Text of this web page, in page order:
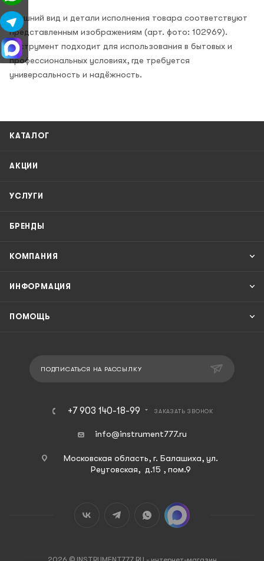
Внешний вид и детали исполнения товара соответствуют
представленным изображениям (арт. фото: 102969).
Инструмент подходит для использования в бытовых и
профессиональных условиях, где требуется
универсальность и надёжность.
КАТАЛОГ
АКЦИИ
УСЛУГИ
БРЕНДЫ
КОМПАНИЯ
ИНФОРМАЦИЯ
ПОМОЩЬ
ПОДПИСАТЬСЯ НА РАССЫЛКУ
+7 903 140-18-99 ЗАКАЗАТЬ ЗВОНОК
info@instrument777.ru
Московская область, г. Балашиха, ул.
Реутовская, д.15 , пом.9